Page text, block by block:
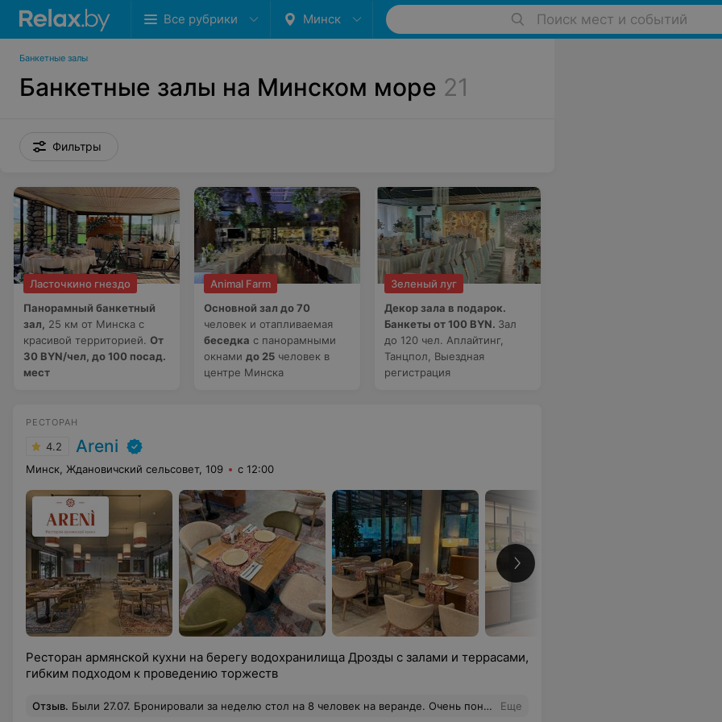
Все рубрики Минск Поиск мест и событий
Банкетные залы
Банкетные залы на Минском море 21
Фильтры
Ласточкино гнездо
Панорамный банкетный
зал,
25 км от Минска с
красивой территорией. От
30 BYN/чел, до 100 посад.
мест
Animal Farm
Основной зал до 70
человек и отапливаемая
беседка с панорамными
окнами до 25 человек в
центре Минска
Зеленый луг
Декор зала в подарок.
Банкеты от 100 BYN. Зал
до 120 чел. Аплайтинг,
Танцпол, Выездная
регистрация
РЕСТОРАН
4.2 Areni
Минск, Ждановичский сельсовет, 109 с 12:00
Ресторан армянской кухни на берегу водохранилища Дрозды с залами и террасами,
гибким подходом к проведению торжеств
Отзыв. Были 27.07. Бронировали за неделю стол на 8 человек на веранде. Очень понравилось и атмосфера, интерьер, внимательное отношение персонала несмотря на полную посадку. Еда вкусная. Шашлык из баранины нежный, остальные виды мяса тоже великолепны. Даже элементарная картошка фри гораздо вкуснее чем в фастфуде. Будем приходить еще! Еще